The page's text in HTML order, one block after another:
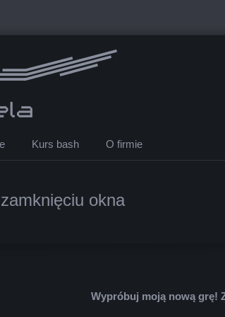
Kurs bash O firmie
okna
Wypróbuj moją nową grę!